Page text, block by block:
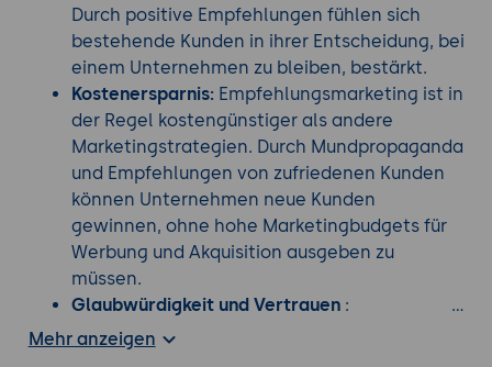
Durch positive Empfehlungen fühlen sich
bestehende Kunden in ihrer Entscheidung, bei
einem Unternehmen zu bleiben, bestärkt.
Kostenersparnis: Empfehlungsmarketing ist in
der Regel kostengünstiger als andere
Marketingstrategien. Durch Mundpropaganda
und Empfehlungen von zufriedenen Kunden
können Unternehmen neue Kunden
gewinnen, ohne hohe Marketingbudgets für
Werbung und Akquisition ausgeben zu
müssen.
Glaubwürdigkeit und Vertrauen:
Empfehlungen von Freunden,
Mehr anzeigen